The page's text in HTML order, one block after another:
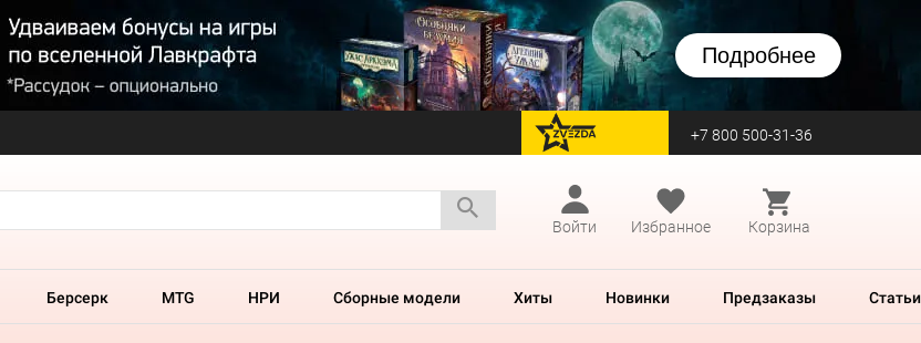
Подробнее
перейти на Zvezda +7 800 500-31-36
Войти
Избранное Корзина
Берсерк MTG НРИ Сборные модели Хиты Новинки Предзаказы Статьи